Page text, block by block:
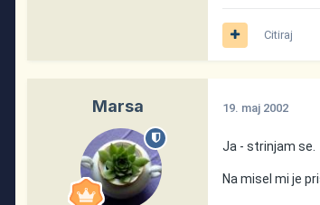
Citiraj
Marsa 19. maj 2002
Ja - strinjam se.
Na misel mi je